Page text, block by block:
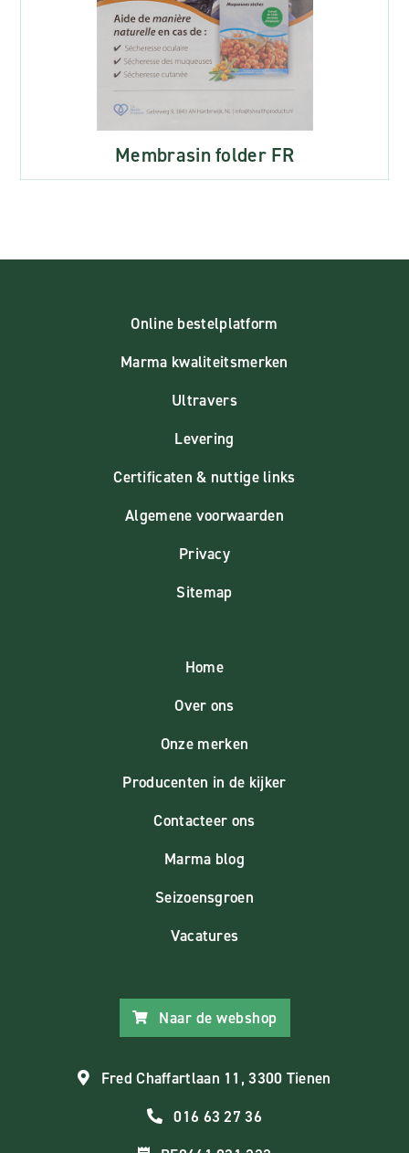
Membrasin folder FR
Online bestelplatform
Marma kwaliteitsmerken
Ultravers
Levering
Certificaten & nuttige links
Algemene voorwaarden
Privacy
Sitemap
Home
Over ons
Onze merken
Producenten in de kijker
Contacteer ons
Marma blog
Seizoensgroen
Vacatures
Naar de webshop
Fred Chaffartlaan 11, 3300 Tienen
016 63 27 36